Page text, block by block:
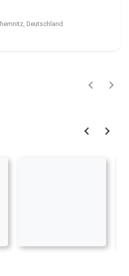
Deutschland